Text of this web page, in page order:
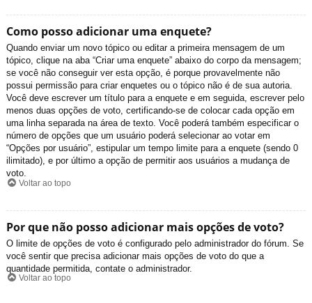
Como posso adicionar uma enquete?
Quando enviar um novo tópico ou editar a primeira mensagem de um
tópico, clique na aba “Criar uma enquete” abaixo do corpo da mensagem;
se você não conseguir ver esta opção, é porque provavelmente não
possui permissão para criar enquetes ou o tópico não é de sua autoria.
Você deve escrever um título para a enquete e em seguida, escrever pelo
menos duas opções de voto, certificando-se de colocar cada opção em
uma linha separada na área de texto. Você poderá também especificar o
número de opções que um usuário poderá selecionar ao votar em
“Opções por usuário”, estipular um tempo limite para a enquete (sendo 0
ilimitado), e por último a opção de permitir aos usuários a mudança de
voto.
Voltar ao topo
Por que não posso adicionar mais opções de voto?
O limite de opções de voto é configurado pelo administrador do fórum. Se
você sentir que precisa adicionar mais opções de voto do que a
quantidade permitida, contate o administrador.
Voltar ao topo